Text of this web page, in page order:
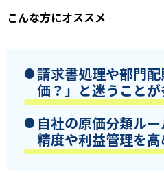
こんな方にオススメ
請求書処理や部門
価？」と迷うこと
自社の原価分類ル
精度や利益管理を